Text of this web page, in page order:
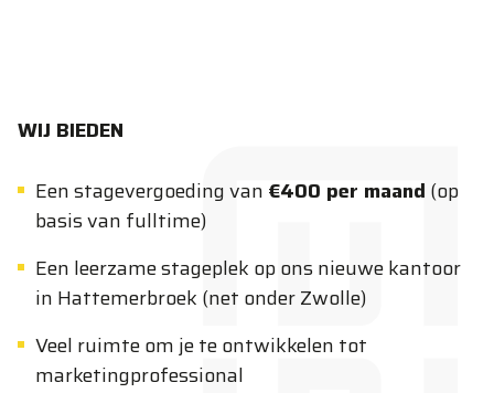
WIJ BIEDEN
Een stagevergoeding van €400 per maand (op
basis van fulltime)
Een leerzame stageplek op ons nieuwe kantoor
in Hattemerbroek (net onder Zwolle)
Veel ruimte om je te ontwikkelen tot
marketingprofessional